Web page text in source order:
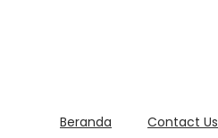
Beranda Contact Us